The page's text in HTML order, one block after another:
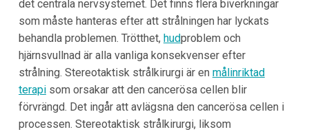
det centrala nervsystemet. Det finns flera biverkningar
som måste hanteras efter att strålningen har lyckats
behandla problemen. Trötthet, hudproblem och
hjärnsvullnad är alla vanliga konsekvenser efter
strålning. Stereotaktisk strålkirurgi är en målinriktad
terapisom orsakar att den cancerösa cellen blir
förvrängd. Det ingår att avlägsna den cancerösa cellen i
processen. Stereotaktisk strålkirurgi, liksom